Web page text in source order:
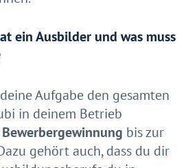
ein Ausbilder und was muss
Aufgabe den gesamten
in deinem Betrieb
Bewerbergewinnung bis zur
gehört auch, dass du dir